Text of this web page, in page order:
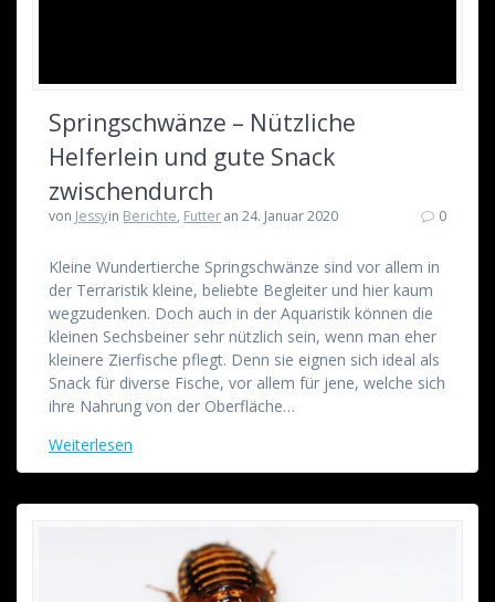
Springschwänze – Nützliche
Helferlein und gute Snack
zwischendurch
von Jessyin Berichte, Futteran 24. Januar 2020 0
Kleine Wundertierche Springschwänze sind vor allem in
der Terraristik kleine, beliebte Begleiter und hier kaum
wegzudenken. Doch auch in der Aquaristik können die
kleinen Sechsbeiner sehr nützlich sein, wenn man eher
kleinere Zierfische pflegt. Denn sie eignen sich ideal als
Snack für diverse Fische, vor allem für jene, welche sich
ihre Nahrung von der Oberfläche…
Weiterlesen